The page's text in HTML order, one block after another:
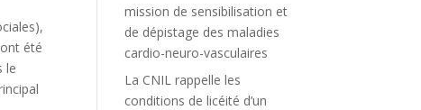
été
le
mission de sensibilisation et
de dépistage des maladies
cardio-neuro-vasculaires
La CNIL rappelle les
conditions de licéité d’un